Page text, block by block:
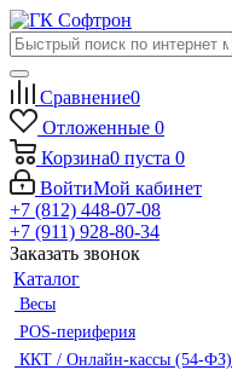
Сравнение0
Отложенные 0
Корзина0 пуста 0
ВойтиМой кабинет
+7 (812) 448-07-08
+7 (911) 928-80-34
Заказать звонок
Каталог
Весы
POS-периферия
ККТ / Онлайн-кассы (54-ФЗ)